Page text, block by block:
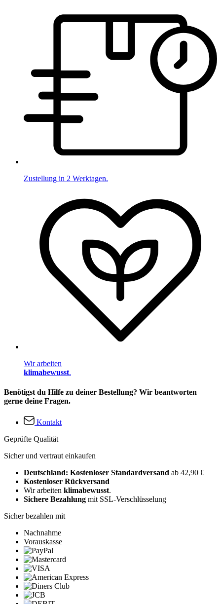
Zustellung in 2 Werktagen.
Wir arbeiten
klimabewusst.
Benötigst du Hilfe zu deiner Bestellung? Wir beantworten
gerne deine Fragen.
Kontakt
Geprüfte Qualität
Sicher und vertraut einkaufen
Deutschland: Kostenloser Standardversand ab 42,90 €
Kostenloser Rückversand
Wir arbeiten klimabewusst.
Sichere Bezahlung mit SSL-Verschlüsselung
Sicher bezahlen mit
Nachnahme
Vorauskasse